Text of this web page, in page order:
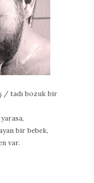
/ tadı bozuk bir
bir bebek,
var.